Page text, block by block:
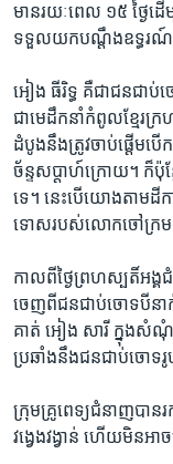
មាន​រយៈ​ពេល​ ១៥​ ថ្ងៃ​ដ
ទទួល​យក​បណ្ដឹង​ឧទ្ធរណ៍​
អៀង ធីរិទ្ធ​ គឺ​ជា​ជន​ជា
ជា​មេ​ដឹកនាំ​កំពូល​ខ្មែរ​
ដំបូង​នឹង​ត្រូវ​ចាប់​ផ្ដើម​ប
ច័ន្ទ​សប្ដាហ៍​ក្រោយ។​ ក៏​ប៉ុ
ទេ។​ នេះ​បើ​យោង​តាម​ដីក
ទោស​របស់​លោក​ចៅក្រម​
កាល​ពី​ថ្ងៃ​ព្រហស្បតិ៍​អង្គ​
ចេញ​ពី​ជន​ជាប់​ចោទ​បី​នា
គាត់​ អៀង​ សារី​ ក្នុង​សំណុំ​
ប្រឆាំង​នឹង​ជន​ជាប់​ចោទ​រូ
ក្រុម​គ្រូពេទ្យ​ជំនាញ​បាន​
វង្វេង​វង្វាន់​ ហើយ​មិន​